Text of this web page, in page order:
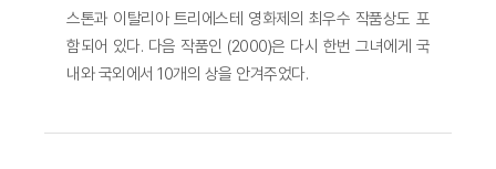
스톤과 이탈리아 트리에스테 영화제의 최우수 작품상도 포
함되어 있다. 다음 작품인 (2000)은 다시 한번 그녀에게 국
내와 국외에서 10개의 상을 안겨주었다.